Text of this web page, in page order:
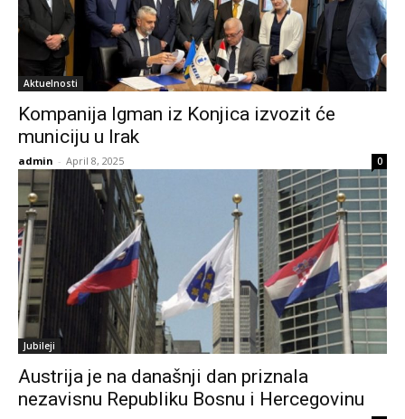
Aktuelnosti
Kompanija Igman iz Konjica izvozit će
municiju u Irak
admin - April 8, 2025 0
Jubileji
Austrija je na današnji dan priznala
nezavisnu Republiku Bosnu i Hercegovinu